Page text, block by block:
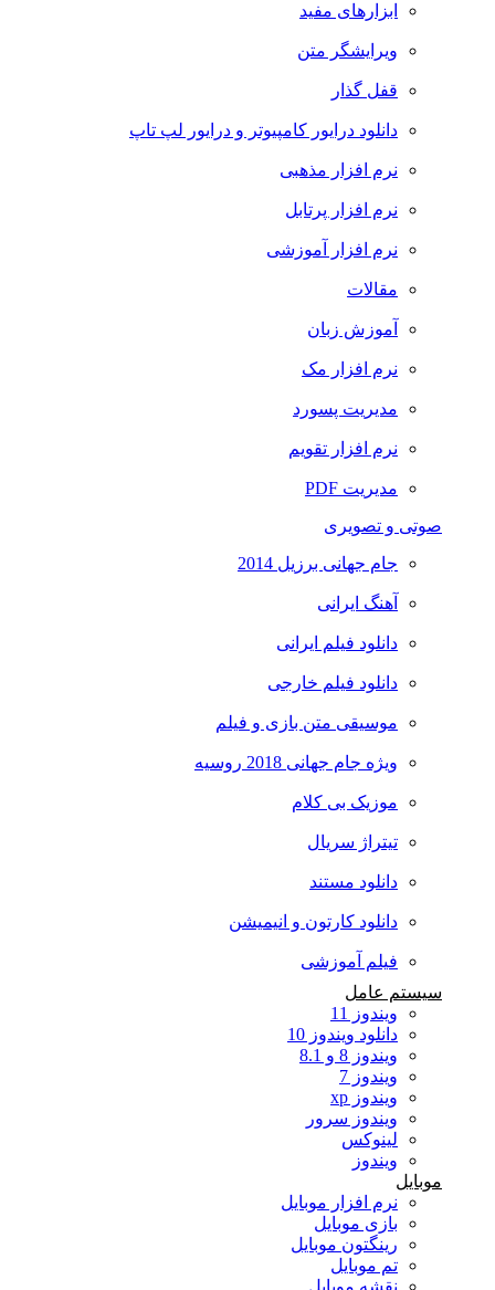
ابزارهای مفید
ویرایشگر متن
قفل گذار
دانلود درایور کامپیوتر و درایور لپ تاپ
نرم افزار مذهبی
نرم افزار پرتابل
نرم افزار آموزشی
مقالات
آموزش زبان
نرم افزار مک
مدیریت پسورد
نرم افزار تقویم
مدیریت PDF
صوتی و تصویری
جام جهانی برزیل 2014
آهنگ ایرانی
دانلود فیلم ایرانی
دانلود فیلم خارجی
موسیقی متن بازی و فیلم
ویژه جام جهانی 2018 روسیه
موزیک بی کلام
تیتراژ سریال
دانلود مستند
دانلود کارتون و انیمیشن
فیلم آموزشی
سیستم عامل
ویندوز 11
دانلود ویندوز 10
ویندوز 8 و 8.1
ویندوز 7
ویندوز xp
ویندوز سرور
لینوکس
ویندوز
نرم افزار موبایل
بازی موبایل
رینگتون موبایل
تم موبایل
نقشه موبایل